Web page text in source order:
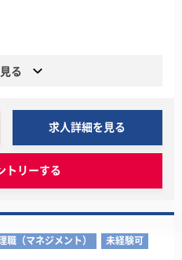
る
求人詳細を見る
トリーする
職（マネジメント） 未経験可